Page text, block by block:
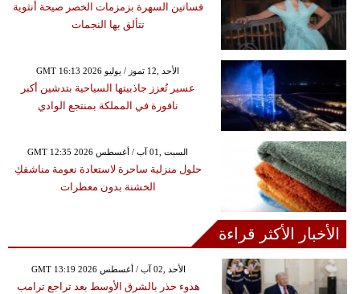
فساتين السهرة بزمزمات الخصر صيحة أنثوية
تتألق بها النجمات
GMT 16:13 2026 الأحد ,12 تموز / يوليو
عسير تُعزز جاذبيتها السياحية بتدشين أكبر
نافورة في المملكة بمنتجع الوادي
GMT 12:35 2026 السبت ,01 آب / أغسطس
حلول منزلية ساحرة لاستعادة نعومة مناشفكِ
الخشنة بدون معطرات
الأخبار الأكثر قراءة
GMT 13:19 2026 الأحد ,02 آب / أغسطس
هدوء حذر بالشرق الأوسط بعد تراجع ترامب